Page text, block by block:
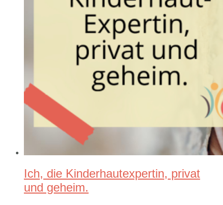
Ich, die Kinderhautexpertin, privat
und geheim.